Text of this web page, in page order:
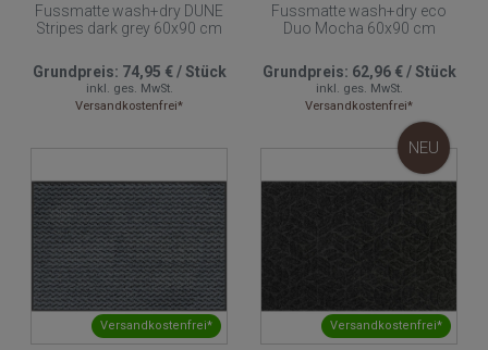
Fussmatte wash+dry DUNE
Stripes dark grey 60x90 cm
Grundpreis: 74,95 €/Stück
inkl. ges. MwSt.
Versandkostenfrei*
Fussmatte wash+dry eco
Duo Mocha 60x90 cm
Grundpreis: 62,96 €/Stück
inkl. ges. MwSt.
Versandkostenfrei*
Versandkostenfrei* Versandkostenfrei*
NEU